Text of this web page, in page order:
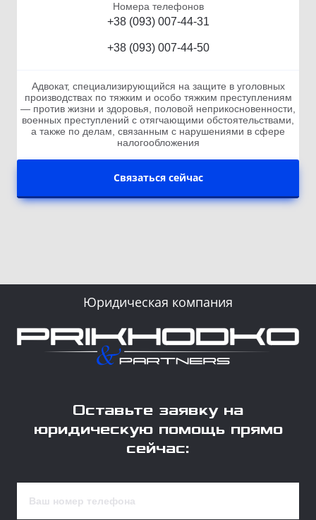
Номера телефонов
+38 (093) 007-44-31
+38 (093) 007-44-50
Адвокат, специализирующийся на защите в уголовных
производствах по тяжким и особо тяжким преступлениям
— против жизни и здоровья, половой неприкосновенности,
военных преступлений с отягчающими обстоятельствами,
а также по делам, связанным с нарушениями в сфере
налогообложения
Связаться сейчас
Юридическая компания
Оставьте заявку на
юридическую помощь прямо
сейчас: